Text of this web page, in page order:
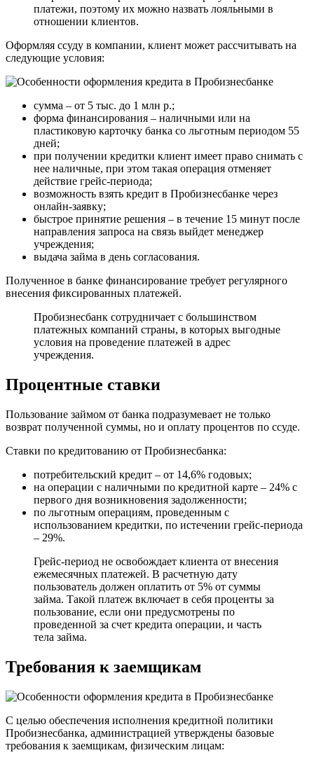
платежи, поэтому их можно назвать лояльными в
отношении клиентов.
Оформляя ссуду в компании, клиент может рассчитывать на
следующие условия:
сумма – от 5 тыс. до 1 млн р.;
форма финансирования – наличными или на
пластиковую карточку банка со льготным периодом 55
дней;
при получении кредитки клиент имеет право снимать с
нее наличные, при этом такая операция отменяет
действие грейс-периода;
возможность взять кредит в Пробизнесбанке через
онлайн-заявку;
быстрое принятие решения – в течение 15 минут после
направления запроса на связь выйдет менеджер
учреждения;
выдача займа в день согласования.
Полученное в банке финансирование требует регулярного
внесения фиксированных платежей.
Пробизнесбанк сотрудничает с большинством
платежных компаний страны, в которых выгодные
условия на проведение платежей в адрес
учреждения.
Процентные ставки
Пользование займом от банка подразумевает не только
возврат полученной суммы, но и оплату процентов по ссуде.
Ставки по кредитованию от Пробизнесбанка:
потребительский кредит – от 14,6% годовых;
на операции с наличными по кредитной карте – 24% с
первого дня возникновения задолженности;
по льготным операциям, проведенным с
использованием кредитки, по истечении грейс-периода
– 29%.
Грейс-период не освобождает клиента от внесения
ежемесячных платежей. В расчетную дату
пользователь должен оплатить от 5% от суммы
займа. Такой платеж включает в себя проценты за
пользование, если они предусмотрены по
проведенной за счет кредита операции, и часть
тела займа.
Требования к заемщикам
С целью обеспечения исполнения кредитной политики
Пробизнесбанка, администрацией утверждены базовые
требования к заемщикам, физическим лицам: